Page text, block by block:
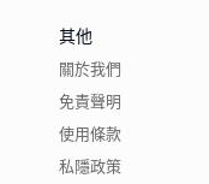
其他
關於我們
免責聲明
使用條款
私隱政策